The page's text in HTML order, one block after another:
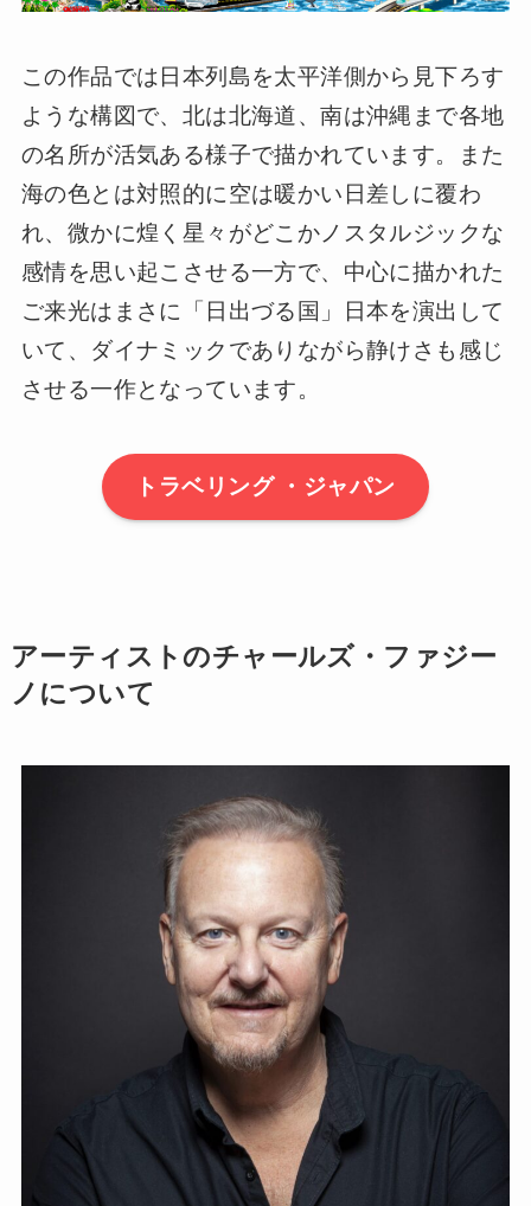
この作品では日本列島を太平洋側から見下ろす
ような構図で、北は北海道、南は沖縄まで各地
の名所が活気ある様子で描かれています。また
海の色とは対照的に空は暖かい日差しに覆わ
れ、微かに煌く星々がどこかノスタルジックな
感情を思い起こさせる一方で、中心に描かれた
ご来光はまさに「日出づる国」日本を演出して
いて、ダイナミックでありながら静けさも感じ
させる一作となっています。
トラベリング ・ジャパン
アーティストのチャールズ・ファジー
ノについて